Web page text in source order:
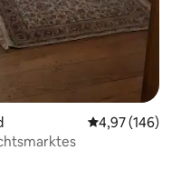
4,97 (146)